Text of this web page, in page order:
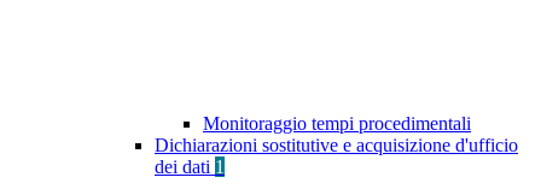
Monitoraggio tempi procedimentali
Dichiarazioni sostitutive e acquisizione d'ufficio
dei dati 1